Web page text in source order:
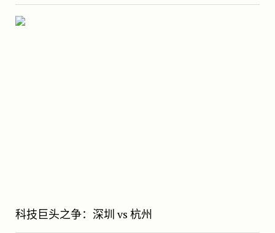
科技巨头之争：深圳 vs 杭州